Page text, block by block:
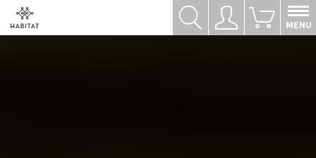
Přihlásit se
0
MENU
Hledat